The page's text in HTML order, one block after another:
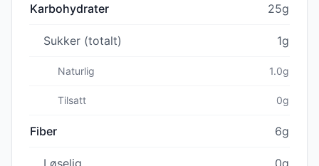
Karbohydrater 25g
Sukker (totalt) 1g
Naturlig 1.0g
Tilsatt 0g
Fiber 6g
Løselig 0g